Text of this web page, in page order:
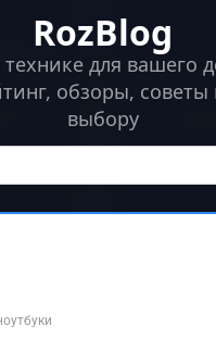
RozBlog
технике для вашего
обзоры, советы
выбору